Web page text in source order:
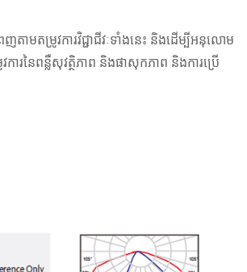
ាមតម្រូវការវិជ្ជាជីវៈទាំងនេះ និងដើម្បីអនុលោម
ារនៃពន្លឺសុវត្ថិភាព និងផាសុកភាព និងការប្រើ